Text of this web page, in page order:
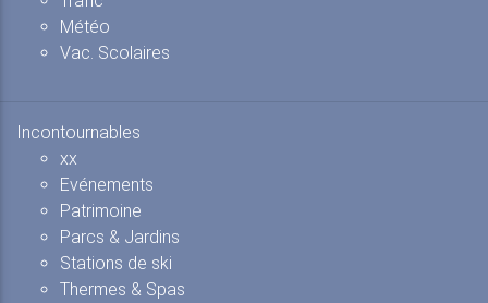
Météo
Vac. Scolaires
Incontournables
xx
Evénements
Patrimoine
Parcs & Jardins
Stations de ski
Thermes & Spas